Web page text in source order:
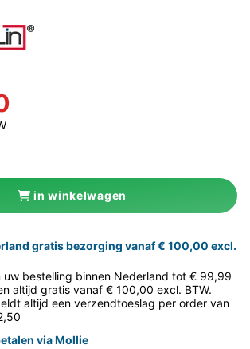
in winkelwagen
gratis bezorging vanaf € 100,00 excl.
uw bestelling binnen Nederland tot € 99,99
altijd gratis vanaf € 100,00 excl. BTW.
altijd een verzendtoeslag per order van
via Mollie